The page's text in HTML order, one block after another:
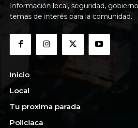
Información local, seguridad,
temas de interés para la comunidad.
Inicio
Local
Tu proxima parada
Policiaca